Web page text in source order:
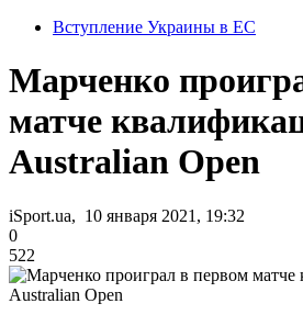
Вступление Украины в ЕС
Марченко
матче
Australian Open
iSport.ua, 10 января 2021, 19:32
0
522